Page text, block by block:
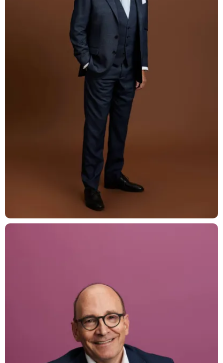
T: +41 44 266 56 56
F: +41 44 266 56 66
M: zh@barandun-law.ch
LINKEDIN